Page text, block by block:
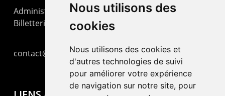
Nous utilisons des
cookies
Nous utilisons des cookies et
d'autres technologies de suivi
pour améliorer votre expérience
de navigation sur notre site, pour
Administration : +41 32 725 03 03
Billetterie : +41 32 725 05 05
contact@lepommier.ch